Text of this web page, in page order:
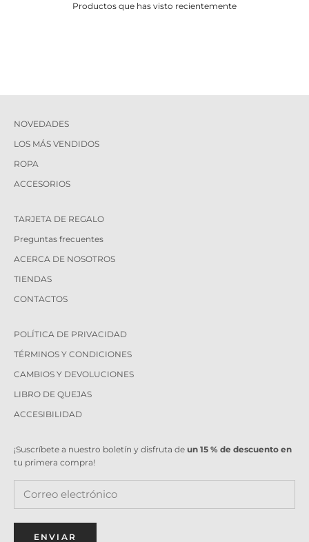
Productos que has visto recientemente
NOVEDADES
LOS MÁS VENDIDOS
ROPA
ACCESORIOS
TARJETA DE REGALO
Preguntas frecuentes
ACERCA DE NOSOTROS
TIENDAS
CONTACTOS
POLÍTICA DE PRIVACIDAD
TÉRMINOS Y CONDICIONES
CAMBIOS Y DEVOLUCIONES
LIBRO DE QUEJAS
ACCESIBILIDAD
¡Suscríbete a nuestro boletín y disfruta de un 15 % de descuento en
tu primera compra!
ENVIAR